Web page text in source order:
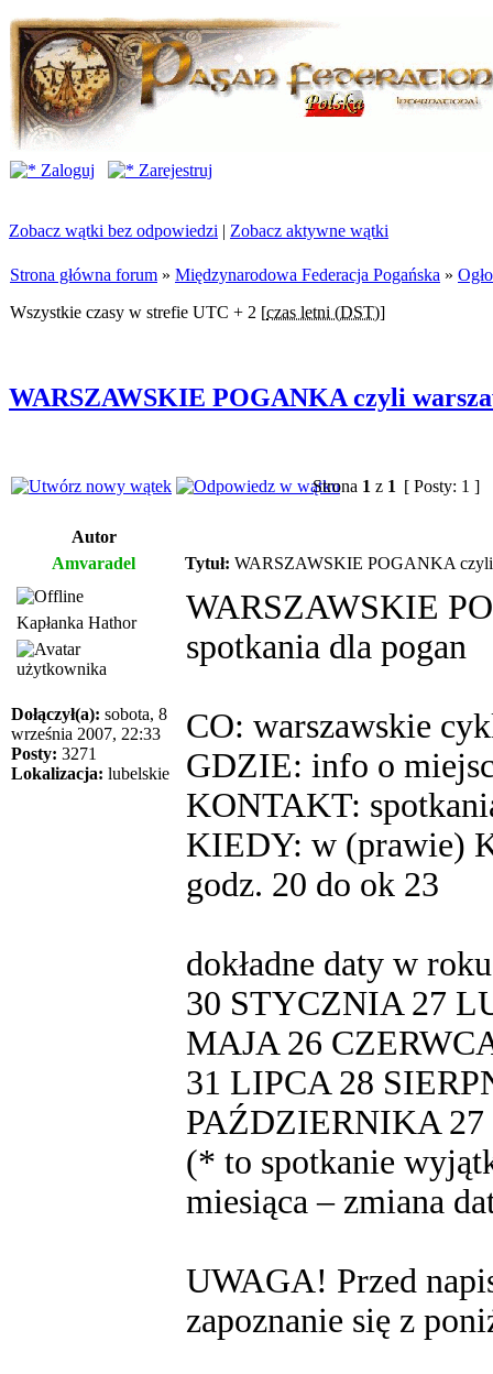
Zaloguj Zarejestruj
Zobacz wątki bez odpowiedzi | Zobacz aktywne wątki
Strona główna forum » Międzynarodowa Federacja Pogańska »
Wszystkie czasy w strefie UTC + 2 [czas letni (DST)]
WARSZAWSKIE POGANKA czyli
Strona 1 z 1 [ Posty: 1 ]
Autor
Amvaradel
Tytuł: WARSZAWSKIE POGANKA czyli
Kapłanka Hathor
Dołączył(a): sobota, 8
września 2007, 22:33
Posty: 3271
Lokalizacja: lubelskie
WARSZAWSKIE
spotkania dla pogan
CO: warszawskie
GDZIE: info o
KONTAKT:
KIEDY: w (prawie)
godz. 20 do ok 23
dokładne daty w
30 STYCZNIA 27
MAJA 26
31 LIPCA 28
PAŹDZIERNIKA
(* to spotkanie
miesiąca – zmiana
UWAGA! Przed
zapoznanie się z